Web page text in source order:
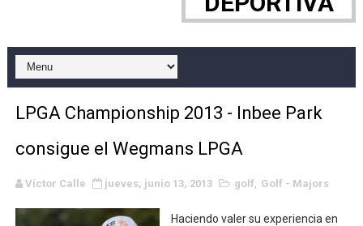
Canadian Football League 2026 - Week 10
EFA y AFLE 2026 - Regular season
Grandes éxitos por fin para Chelsea Green, Chad
LPGA Championship 2013 - Inbee Park
consigue el Wegmans LPGA
Víctor Calle jueves, junio 13, 2013 golf, Golf - Majors
Haciendo valer su experiencia en